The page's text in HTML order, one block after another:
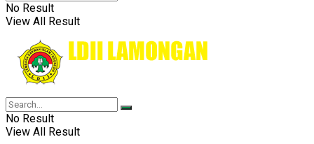
No Result
View All Result
No Result
View All Result